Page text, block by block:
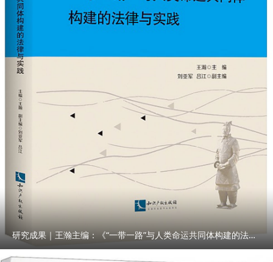
研究成果｜王瀚主编：《“一带一路”与人类命运共同体构建的法律与实践》